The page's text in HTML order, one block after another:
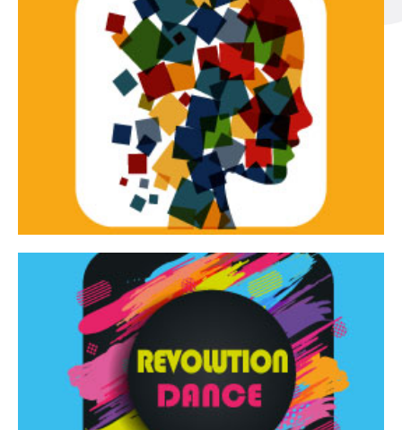
Tracce dinamiche
Tracce Dinamiche è una rassegna di teatro
d’innovazione e sperimentale.
Continua
Revolution Dance
Rassegna di danza contemporanea – I Edizione